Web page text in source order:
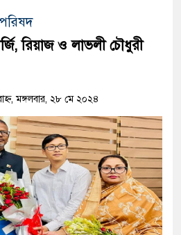
রিয়াজ ও লাভলী চৌধুরী
মঙ্গলবার, ২৮ মে ২০২৪